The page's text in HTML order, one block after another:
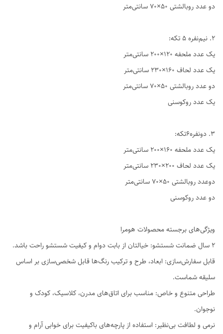
دو عدد روبالشتی ۵۰×۷۰ سانتی‌متر
2. نیم‌نفره ۵ تکه:
یک عدد ملحفه ۱۲۰×۲۰۰ سانتی‌متر
یک عدد لحاف ۱۶۰×۲۳۰ سانتی‌متر
دو عدد روبالشتی ۵۰×۷۰ سانتی‌متر
یک عدد روکوسنی
3. دو‌نفره6تکه:
یک عدد ملحفه ۱۶۰×۲۰۰ سانتی‌متر
یک عدد لحاف ۲۰۰×۲۳۰ سانتی‌متر
دوعدد روبالشتی ۵۰×۷۰ سانتی‌متر
دو عدد روکوسنی
ویژگی‌های برجسته محصولات هومرا
۲ سال ضمانت شستشو: خیالتان از بابت دوام و کیفیت شستشو راحت باشد.
قابل سفارش‌سازی: ابعاد، طرح و ترکیب رنگ‌ها قابل شخصی‌سازی بر اساس
سلیقه شماست.
طراحی متنوع و خاص: مناسب برای اتاق‌های مدرن، کلاسیک، کودک و
نوجوان.
نرمی و لطافت بی‌نظیر: استفاده از پارچه‌های باکیفیت برای خوابی آرام و